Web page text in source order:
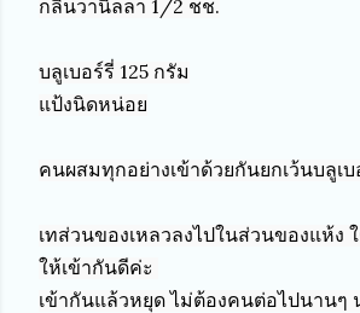
กลิ่นวานิลลา 1/2 ชช.
บลูเบอร์รี่ 125 กรัม
แป้งนิดหน่อย
คนผสมทุกอย่างเข้าด้วยกันยกเว้นบลูเ
เทส่วนของเหลวลงไปในส่วนของแห้ง
ให้เข้ากันดีค่ะ
เข้ากันแล้วหยุด ไม่ต้องคนต่อไปนานๆ